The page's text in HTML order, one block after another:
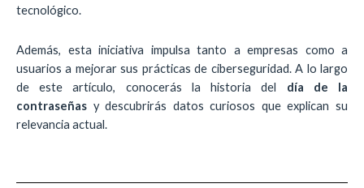
tecnológico.
Además, esta iniciativa impulsa tanto a empresas como a
usuarios a mejorar sus prácticas de ciberseguridad. A lo largo
de este artículo, conocerás la historia del día de la
contraseñas y descubrirás datos curiosos que explican su
relevancia actual.